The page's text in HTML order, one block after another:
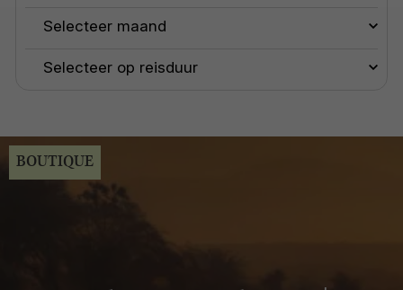
BOUTIQUE